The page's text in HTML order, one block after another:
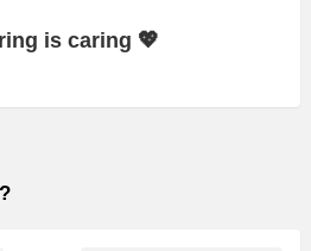
is caring 💖